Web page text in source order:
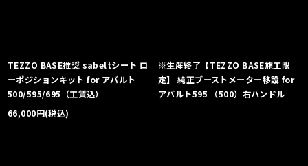
TEZZO BASE推奨 sabeltシート ロ
ーポジションキット for アバルト
500/595/695（工賃込）
66,000円(税込)
※生産終了【TEZZO BASE施工限
定】 純正ブーストメーター移設 for
アバルト595 （500）右ハンドル